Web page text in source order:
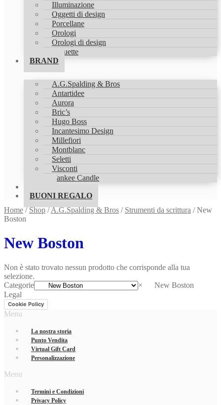
Illuminazione
Oggetti di design
Porcellane
Orologi
Orologi di design
Statuette
BRAND
A.G.Spalding & Bros
Antartidee
Aurora
Bric’s
Hugo Boss
Incantesimo Design
Millefiori
Montblanc
Seletti
Visconti
Yankee Candle
BUONI REGALO
Home/Shop/A.G.Spalding & Bros / Strumenti da scrittura /New
Boston
New Boston
Non è stato trovato nessun prodotto che corrisponde alla tua
selezione.
Categorie
× New Boston
Legal
Cookie Policy
Menu
La nostra storia
Punto Vendita
Virtual Gift Card
Personalizzazione
Menu
Termini e Condizioni
Privacy Policy